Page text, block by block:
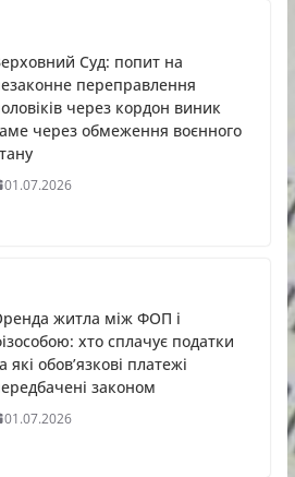
Суд: попит на
переправлення
через кордон виник
через обмеження воєнного
01.07.2026
житла між ФОП і
хто сплачує податки
які обов’язкові платежі
законом
01.07.2026